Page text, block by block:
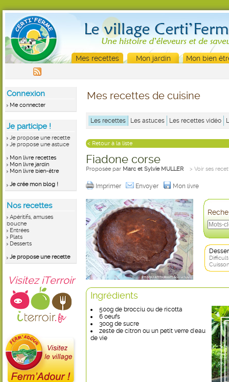
Mes recettes Mon jardin Mon bien
Connexion
Me connecter
Je participe !
Je propose une recette
Je propose une astuce
Mon livre recettes
Mon livre jardin
Mon livre bien-être
Je crée mon blog !
Nos recettes
Apéritifs, amuses
bouche
Entrées
Plats
Desserts
Je propose une recette
Visitez iTerroir
Mes recettes de cuisine
Les recettes Les astuces Les recettes vidéo
< Retour à la liste
Fiadone corse
Proposée par Marc et Sylvie MULLER > Voir ses
Imprimer Envoyer Mon livre
Ingrédients
500g de brocciu ou de ricotta
6 oeufs
300g de sucre
zeste de citron ou un petit verre d'eau
de vie